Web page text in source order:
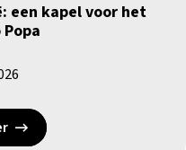
een kapel voor het